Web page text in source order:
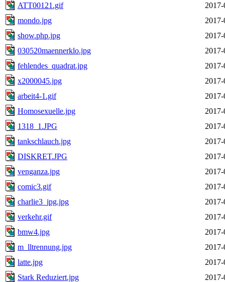
ATT00121.gif
mondo.jpg
show.php.jpg
030520maennerklo.jpg
fehlendes_quadrat.jpg
x2000045.jpg
arbeit4-1.gif
Homosexuelle.jpg
1318_1.JPG
tankschlauch.jpg
DISKRET.JPG
venganza.jpg
comic3.gif
charlie3_jpg.jpg
verkehr.gif
bmw4.jpg
m_lltrennung.jpg
latte.jpg
Stark Reduziert.jpg